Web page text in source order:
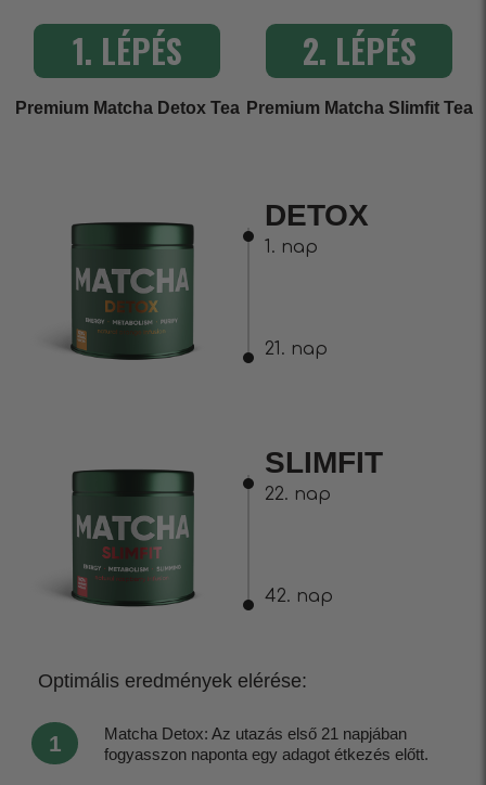
1. LÉPÉS
Premium Matcha Detox Tea
2. LÉPÉS
Premium Matcha Slimfit Tea
DETOX
1. nap
21. nap
SLIMFIT
22. nap
42. nap
Optimális eredmények elérése:
1
Matcha Detox: Az utazás első 21 napjában
fogyasszon naponta egy adagot étkezés előtt.